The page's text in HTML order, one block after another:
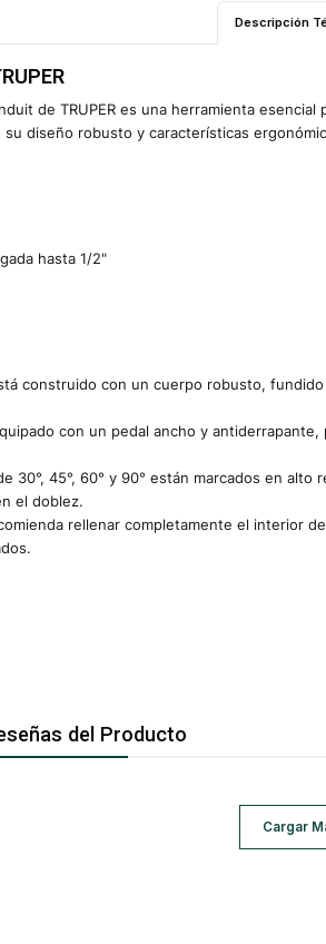
Descripción
de TRUPER es una herramienta
diseño robusto y características
hasta 1/2"
construido con un cuerpo robusto,
con un pedal ancho y
30°, 45°, 60° y 90° están marcados en
el doblez.
rellenar completamente el interior
del Producto
Cargar